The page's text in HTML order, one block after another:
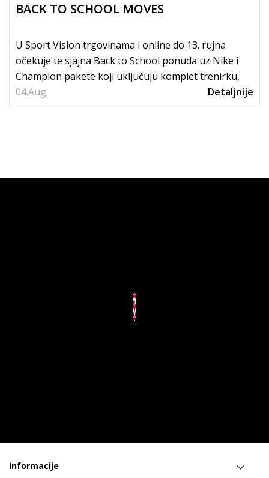
04.Aug.
BACK TO SCHOOL MOVES
U Sport Vision trgovinama i online do 13. rujna
očekuje te sjajna Back to School ponuda uz Nike i
Champion pakete koji uključuju komplet trenirku,
tenisice i...
Detaljnije
Informacije